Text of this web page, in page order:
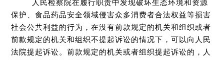
人民检察院在履行职责中发现破坏生态环境和资源
保护、食品药品安全领域侵害众多消费者合法权益等损害
社会公共利益的行为，在没有前款规定的机关和组织或者
前款规定的机关和组织不提起诉讼的情况下，可以向人民
法院提起诉讼。前款规定的机关或者组织提起诉讼的，人